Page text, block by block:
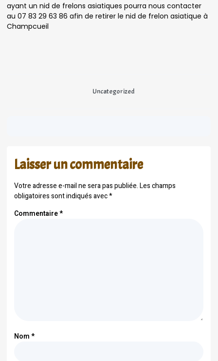
ayant un nid de frelons asiatiques pourra nous contacter
au 07 83 29 63 86 afin de retirer le nid de frelon asiatique à
Champcueil
Uncategorized
Laisser un commentaire
Votre adresse e-mail ne sera pas publiée.Les champs
obligatoires sont indiqués avec*
Commentaire*
Nom*